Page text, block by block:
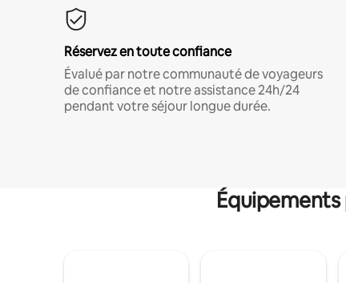
Réservez en toute confiance
Évalué par notre communauté de voyageurs
de confiance et notre assistance 24h/24
pendant votre séjour longue durée.